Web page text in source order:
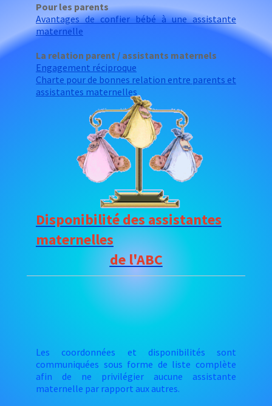
Disponibilité des assistantes
maternelles
de l'ABC
Les coordonnées et disponibilités sont
communiquées sous forme de liste complète
afin de ne privilégier aucune assistante
maternelle par rapport aux autres.
Pour les parents
Avantages de confier bébé à une assistante
maternelle
La relation parent / assistants maternels
Engagement réciproque
Charte pour de bonnes relation entre parents et
assistantes maternelles